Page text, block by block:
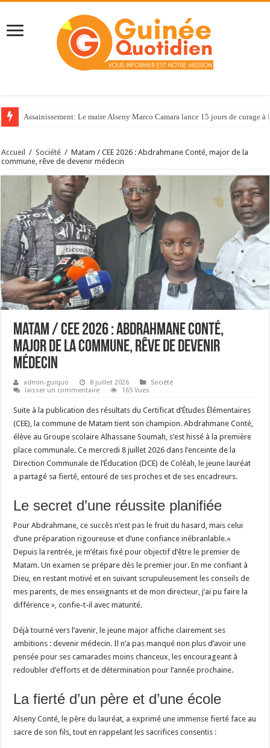
Assainissement: Le maire Alseny Marco Camara lance 15 jours de curage à
Accueil / Société / Matam / CEE 2026 : Abdrahmane Conté, major de la
commune, rêve de devenir médecin
Matam / CEE 2026 : Abdrahmane Conté,
major de la commune, rêve de devenir
médecin
admin-guiquo 8 juillet 2026
Société
laisser un commentaire
165 Vues
Suite à la publication des résultats du Certificat d’Études Élémentaires
(CEE), la commune de Matam tient son champion. Abdrahmane Conté,
élève au Groupe scolaire Alhassane Soumah, s’est hissé à la première
place communale. Ce mercredi 8 juillet 2026 dans l’enceinte de la
Direction Communale de l’Éducation (DCE) de Coléah, le jeune lauréat
a partagé sa fierté, entouré de ses proches et de ses encadreurs.
Le secret d’une réussite planifiée
Pour Abdrahmane, ce succès n’est pas le fruit du hasard, mais celui
d’une préparation rigoureuse et d’une confiance inébranlable.«
Depuis la rentrée, je m’étais fixé pour objectif d’être le premier de
Matam. Un examen se prépare dès le premier jour. En me confiant à
Dieu, en restant motivé et en suivant scrupuleusement les conseils de
mes parents, de mes enseignants et de mon directeur, j’ai pu faire la
différence », confie-t-il avec maturité.
Déjà tourné vers l’avenir, le jeune major affiche clairement ses
ambitions : devenir médecin. Il n’a pas manqué non plus d’avoir une
pensée pour ses camarades moins chanceux, les encourageant à
redoubler d’efforts et de détermination pour l’année prochaine.
La fierté d’un père et d’une école
Alseny Conté, le père du lauréat, a exprimé une immense fierté face au
sacre de son fils, tout en rappelant les sacrifices consentis :